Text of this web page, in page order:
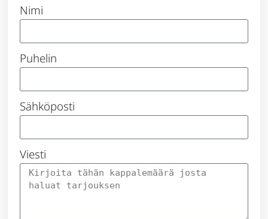
Nimi
Puhelin
Sähköposti
Viesti